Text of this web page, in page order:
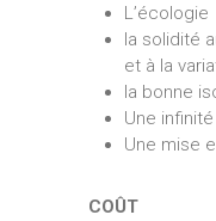
L’écologie
la solidité
et à la
la bonne
Une
Une mise
COÛT